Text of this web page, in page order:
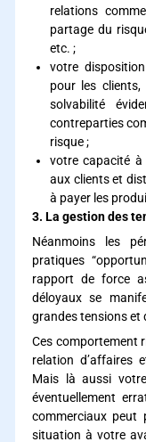
relations
partage du
etc. ;
votre
pour les clients,
solvabilité
contreparties
risque ;
votre capacité à
aux clients et
à payer les
3. La gestion des
Néanmoins les
pratiques
rapport de force
déloyaux se
grandes tensions et
Ces comportement
relation d’affaires
Mais là aussi
éventuellement
commerciaux peut
situation à votre